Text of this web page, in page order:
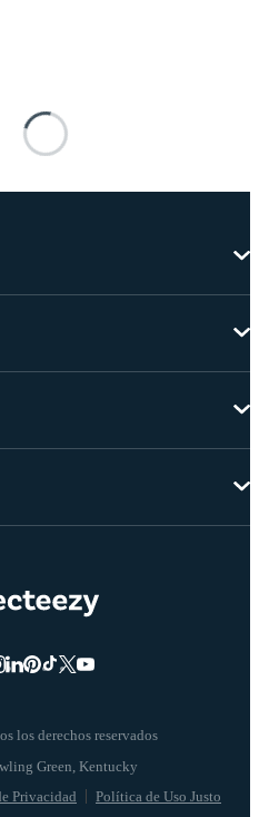
los derechos reservados
Privacidad Política de Uso Justo